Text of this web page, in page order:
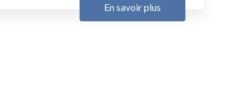
En savoir plus